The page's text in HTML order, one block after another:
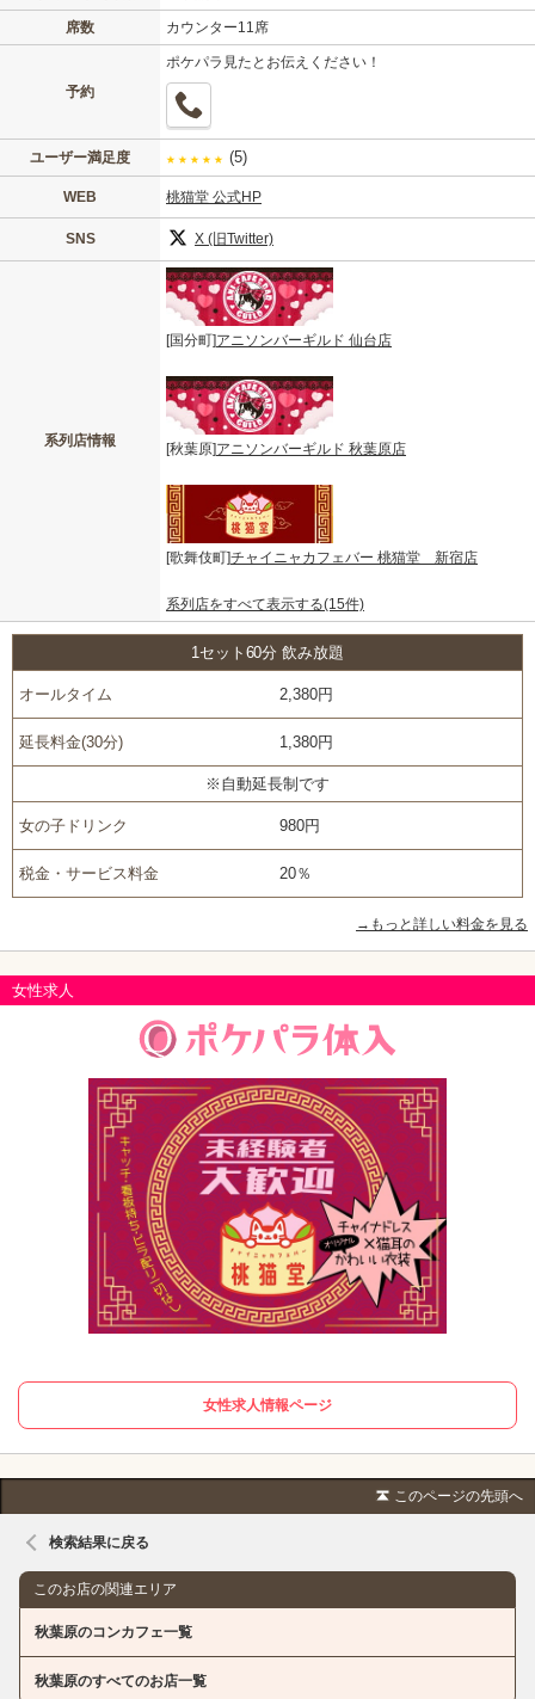
席数 カウンター11席
予約
ポケパラ見たとお伝えください！
ユーザー満足度 ★ ★ ★ ★ ★ (5)
WEB 桃猫堂 公式HP
SNS X (旧Twitter)
系列店情報
[国分町]アニソンバーギルド 仙台店
[秋葉原]アニソンバーギルド 秋葉原店
[歌舞伎町]チャイニャカフェバー 桃猫堂 新宿店
系列店をすべて表示する(15件)
1セット60分 飲み放題
オールタイム 2,380円
延長料金(30分) 1,380円
※自動延長制です
女の子ドリンク 980円
税金・サービス料金 20％
→もっと詳しい料金を見る
女性求人
女性求人情報ページ
このページの先頭へ
検索結果に戻る
このお店の関連エリア
秋葉原のコンカフェ一覧
秋葉原のすべてのお店一覧